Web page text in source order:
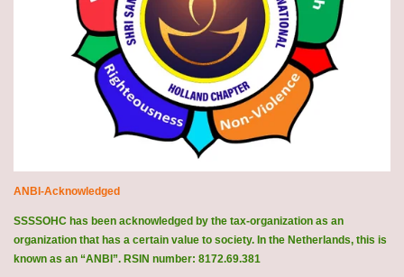
ANBI-Acknowledged
SSSSOHC has been acknowledged by the tax-organization as an
organization that has a certain value to society. In the Netherlands, this is
known as an “ANBI”. RSIN number: 8172.69.381